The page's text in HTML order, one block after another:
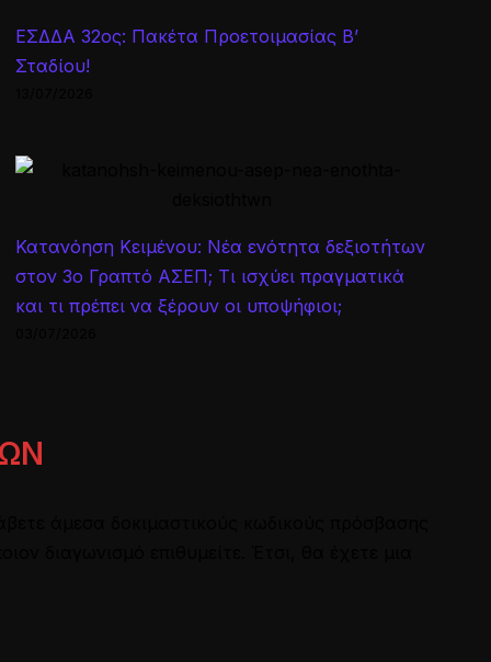
ΕΣΔΔΑ 32ος: Πακέτα Προετοιμασίας Β’
Σταδίου!
Κατανόηση Κειμένου: Νέα ενότητα δεξιοτήτων
στον 3ο Γραπτό ΑΣΕΠ; Τι ισχύει πραγματικά
και τι πρέπει να ξέρουν οι υποψήφιοι;